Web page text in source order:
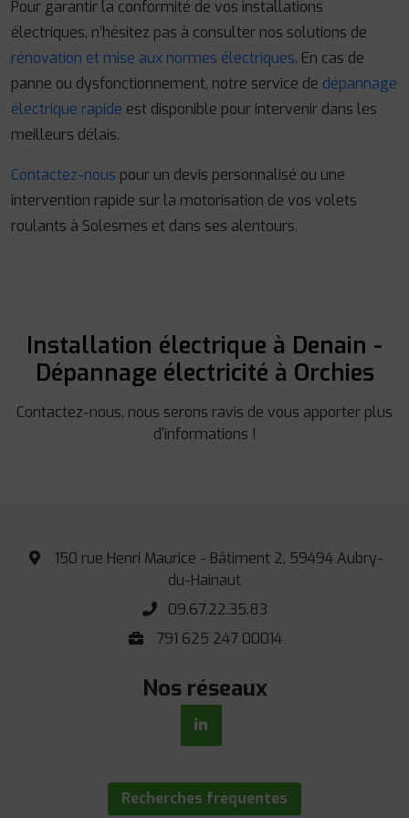
Pour garantir la conformité de vos installations
électriques, n’hésitez pas à consulter nos solutions de
rénovation et mise aux normes électriques. En cas de
panne ou dysfonctionnement, notre service de dépannage
électrique rapide est disponible pour intervenir dans les
meilleurs délais.
Contactez-nous pour un devis personnalisé ou une
intervention rapide sur la motorisation de vos volets
roulants à Solesmes et dans ses alentours.
Installation électrique à Denain -
Dépannage électricité à Orchies
Contactez-nous, nous serons ravis de vous apporter plus
d'informations !
150 rue Henri Maurice - Bâtiment 2, 59494 Aubry-
du-Hainaut
09.67.22.35.83
791 625 247 00014
Nos réseaux
Recherches fréquentes